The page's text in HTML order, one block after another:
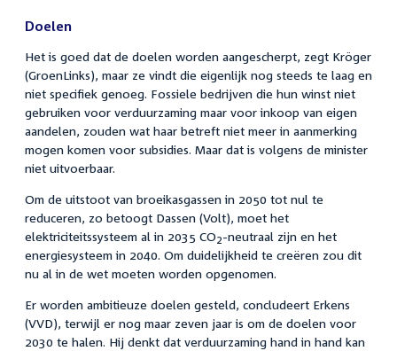
Doelen
Het is goed dat de doelen worden aangescherpt, zegt Kröger
(GroenLinks), maar ze vindt die eigenlijk nog steeds te laag en
niet specifiek genoeg. Fossiele bedrijven die hun winst niet
gebruiken voor verduurzaming maar voor inkoop van eigen
aandelen, zouden wat haar betreft niet meer in aanmerking
mogen komen voor subsidies. Maar dat is volgens de minister
niet uitvoerbaar.
Om de uitstoot van broeikasgassen in 2050 tot nul te
reduceren, zo betoogt Dassen (Volt), moet het
elektriciteitssysteem al in 2035 CO2-neutraal zijn en het
energiesysteem in 2040. Om duidelijkheid te creëren zou dit
nu al in de wet moeten worden opgenomen.
Er worden ambitieuze doelen gesteld, concludeert Erkens
(VVD), terwijl er nog maar zeven jaar is om de doelen voor
2030 te halen. Hij denkt dat verduurzaming hand in hand kan